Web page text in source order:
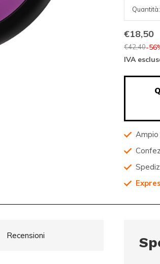
€18,50
€42,40-
IVA
Recensioni